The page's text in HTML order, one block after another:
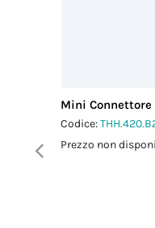
Mini Connettore
Codice:
Prezzo non